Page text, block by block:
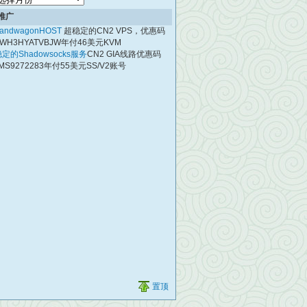
广
超稳定的CN2 VPS，优惠码
年付46美元KVM
定的Shadowsocks服务CN2 GIA线路优惠码
年付55美元SS/V2账号
置顶